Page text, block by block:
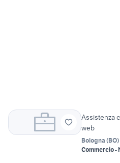
Assistenza
web
Bologna (BO)
Commercio -